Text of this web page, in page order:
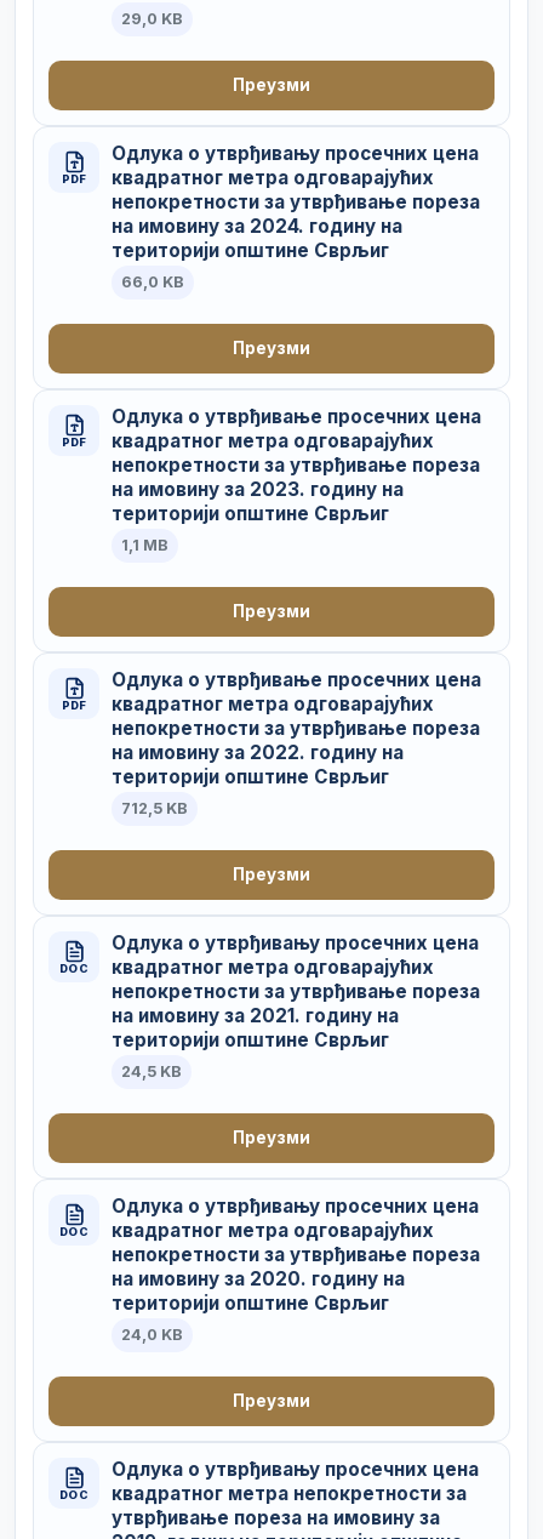
29,0 KB
Преузми
PDF
Одлука о утврђивању просечних цена
квадратног метра одговарајућих
непокретности за утврђивање пореза
на имовину за 2024. годину на
територији општине Сврљиг
66,0 KB
Преузми
PDF
Одлука о утврђивање просечних цена
квадратног метра одговарајућих
непокретности за утврђивање пореза
на имовину за 2023. годину на
територији општине Сврљиг
1,1 MB
Преузми
PDF
Одлука о утврђивање просечних цена
квадратног метра одговарајућих
непокретности за утврђивање пореза
на имовину за 2022. годину на
територији општине Сврљиг
712,5 KB
Преузми
DOC
Одлука о утврђивању просечних цена
квадратног метра одговарајућих
непокретности за утврђивање пореза
на имовину за 2021. годину на
територији општине Сврљиг
24,5 KB
Преузми
DOC
Одлука о утврђивању просечних цена
квадратног метра одговарајућих
непокретности за утврђивање пореза
на имовину за 2020. годину на
територији општине Сврљиг
24,0 KB
Преузми
DOC
Одлука о утврђивању просечних цена
квадратног метра непокретности за
утврђивање пореза на имовину за